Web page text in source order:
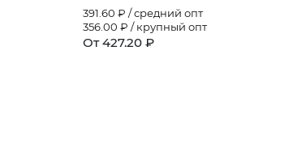
391.60 ₽ / средний опт
356.00 ₽ / крупный опт
От 427.20 ₽